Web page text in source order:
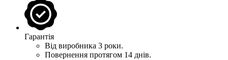
Гарантія
Від виробника 3 роки.
Повернення протягом 14 днів.